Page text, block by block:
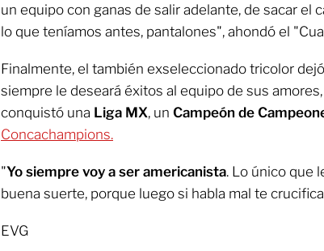
un equipo con ganas de salir adelante, de sacar el
lo que teníamos antes, pantalones", ahondó el
Finalmente, el también exseleccionado tricolor
siempre le deseará éxitos al equipo de sus
conquistó una Liga MX, un Campeón de
Concachampions.
"Yo siempre voy a ser americanista. Lo único que
buena suerte, porque luego si habla mal te
EVG